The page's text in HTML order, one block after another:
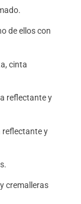
de ellos con
cinta
reflectante y
reflectante y
cremalleras